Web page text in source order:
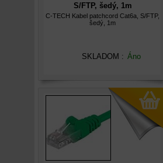
S/FTP, šedý, 1m
C-TECH Kabel patchcord Cat6a, S/FTP,
šedý, 1m
SKLADOM : Áno